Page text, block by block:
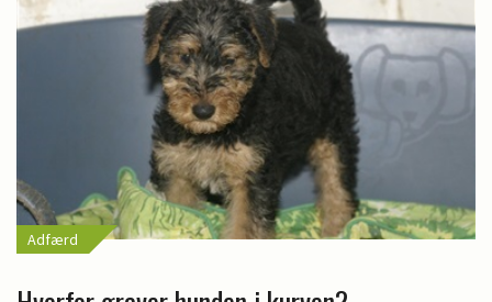
Adfærd